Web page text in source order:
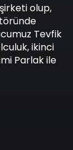
olup,
Tevfik
ikinci
Parlak ile